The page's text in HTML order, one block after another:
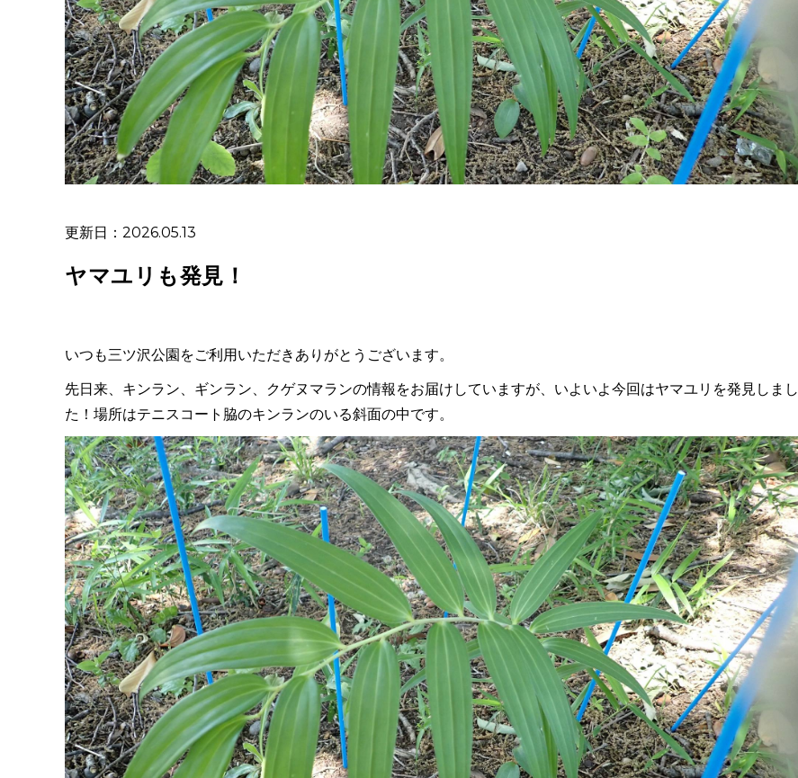
更新日：2026.05.13
ヤマユリも発見！
いつも三ツ沢公園をご利用いただきありがとうございます。
先日来、キンラン、ギンラン、クゲヌマランの情報をお届けしていますが、いよいよ今回はヤマユリを発見しまし
た！場所はテニスコート脇のキンランのいる斜面の中です。